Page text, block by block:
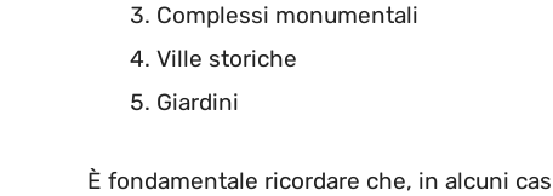
Complessi monumentali
Ville storiche
Giardini
È fondamentale ricordare che, in alcuni